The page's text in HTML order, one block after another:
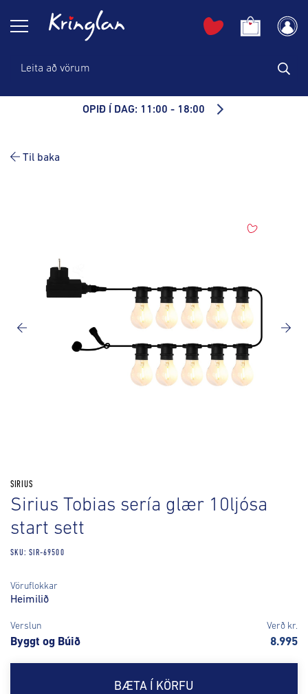
OPIÐ Í DAG: 11:00 - 18:00
Til baka
SIRIUS
Sirius Tobias sería glær 10ljósa
start sett
SKU: SIR-69500
Vöruflokkar
Heimilið
Verslun Verð kr.
Byggt og Búið 8.995
BÆTA Í KÖRFU